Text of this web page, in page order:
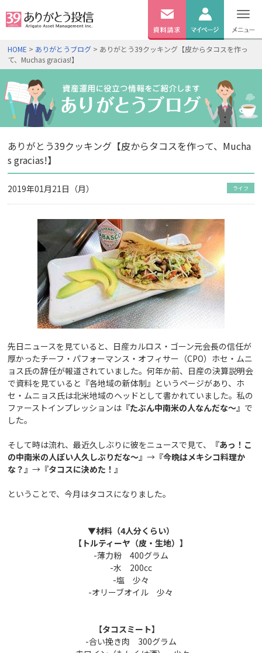
無料資料
口座開設
ログイン
HOME > ありがとうブログ > ありがとう39クッキング【皮からタコスを作っ
て、Muchas gracias!】
ありがとう39クッキング【皮からタコスを作って、Mucha
s gracias!】
2019年01月21日（月） ライフ
先日ニュースを見ていると、日産カルロス・ゴーン元会長の信任が
厚かったチーフ・パフォーマンス・オフィサー（CPO）ホセ・ムニ
ョス氏の辞任が報道されていました。何年か前、日産の決算説明会
で資料を見ていると『各地域の新体制』というページがあり、ホ
セ・ムニョス氏は北米地域のヘッドとして書かれていました。私の
ファーストインプレッションは 『たぶん中南米の人なんだな～』 で
した。
そして時は流れ、最近久しぶりに彼をニュースで見て、
『あっ！こ
の中南米の人ぽい人久しぶりだな～』→ 『今晩はメキシコ料理か
な？』→ 『タコスに決めた！』
ということで、今月はタコスになりました。
▼材料（4人分くらい）
【トルティーヤ（皮・生地）】
-薄力粉 400グラム
-水 200cc
-塩 少々
-オリーブオイル 少々
【タコスミート】
-合い挽き肉 300グラム